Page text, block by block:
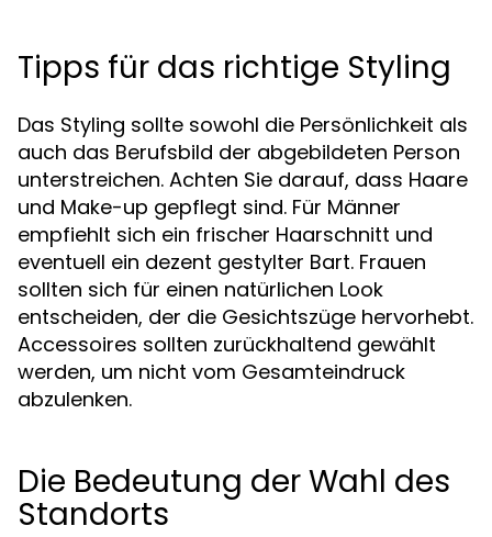
Tipps für das richtige Styling
Das Styling sollte sowohl die Persönlichkeit als
auch das Berufsbild der abgebildeten Person
unterstreichen. Achten Sie darauf, dass Haare
und Make-up gepflegt sind. Für Männer
empfiehlt sich ein frischer Haarschnitt und
eventuell ein dezent gestylter Bart. Frauen
sollten sich für einen natürlichen Look
entscheiden, der die Gesichtszüge hervorhebt.
Accessoires sollten zurückhaltend gewählt
werden, um nicht vom Gesamteindruck
abzulenken.
Die Bedeutung der Wahl des
Standorts